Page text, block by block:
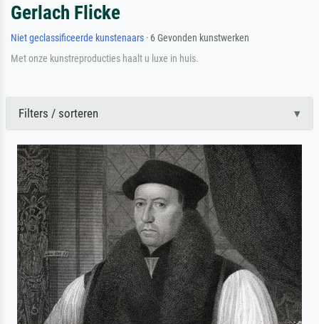
Gerlach Flicke
Niet geclassificeerde kunstenaars · 6 Gevonden kunstwerken
Met onze kunstreproducties haalt u luxe in huis.
Filters / sorteren